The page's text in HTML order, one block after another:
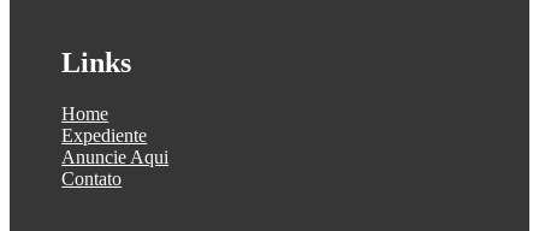
Links
Home
Expediente
Anuncie Aqui
Contato